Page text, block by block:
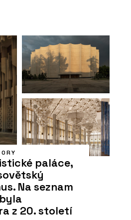
paláce,
Na seznam
z 20. století